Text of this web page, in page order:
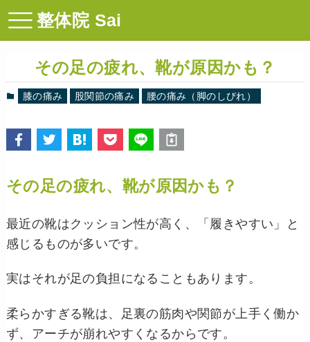
整体院 Sai
その足の疲れ、靴が原因かも？
膝の痛み 股関節の痛み 腰の痛み（脚のしびれ）
その足の疲れ、靴が原因かも？
最近の靴はクッション性が高く、「履きやすい」と
感じるものが多いです。
実はそれが足の負担になることもあります。
柔らかすぎる靴は、足裏の筋肉や関節が上手く働か
ず、アーチが崩れやすくなるからです。